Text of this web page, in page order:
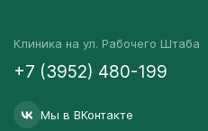
Клиника на ул. Рабочего Штаба
+7 (3952) 480-199
Мы в ВКонтакте